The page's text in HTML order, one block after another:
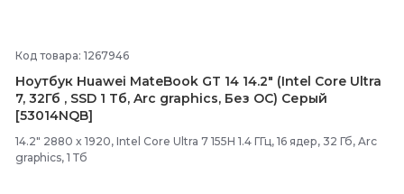
Код товара: 1267946
Ноутбук Huawei MateBook GT 14 14.2" (Intel Core Ultra
7, 32Гб , SSD 1 Тб, Arc graphics, Без ОС) Серый
[53014NQB]
14.2" 2880 x 1920, Intel Core Ultra 7 155H 1.4 ГГц, 16 ядер, 32 Гб, Arc
graphics, 1 Тб